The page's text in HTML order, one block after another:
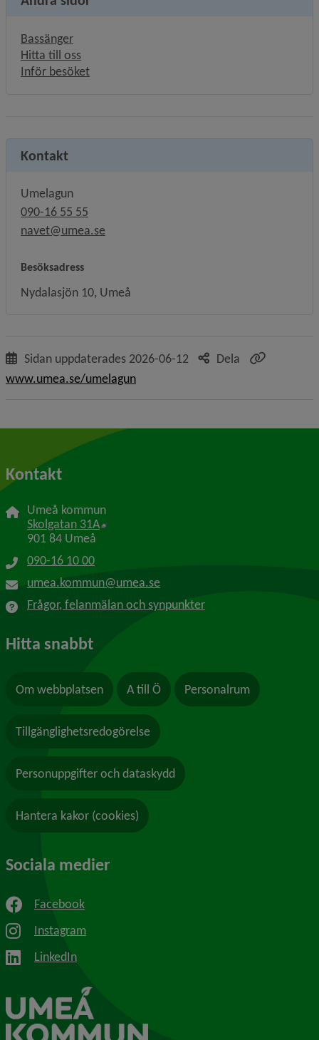
Bassänger
Hitta till oss
Inför besöket
Kontakt
Umelagun
090-16 55 55
navet@umea.se
Besöksadress
Nydalasjön 10, Umeå
Sidan uppdaterades 2026-06-12
Dela
www.umea.se/umelagun
Kontakt
Umeå kommun
Skolgatan 31A Länk till annan webbplats, öppnas i nytt
901 84 Umeå
090-16 10 00
umea.kommun@umea.se
Frågor, felanmälan och synpunkter
Hitta snabbt
Om webbplatsen A till Ö Personalrum
Tillgänglighetsredogörelse
Personuppgifter och dataskydd
Hantera kakor (cookies)
Sociala medier
Facebook
Instagram
LinkedIn